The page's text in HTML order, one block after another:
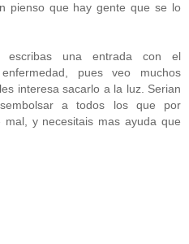
pienso que hay gente que se lo
una entrada con el
pues veo muchos
interesa sacarlo a la luz. Serian
a todos los que por
mal, y necesitais mas ayuda que